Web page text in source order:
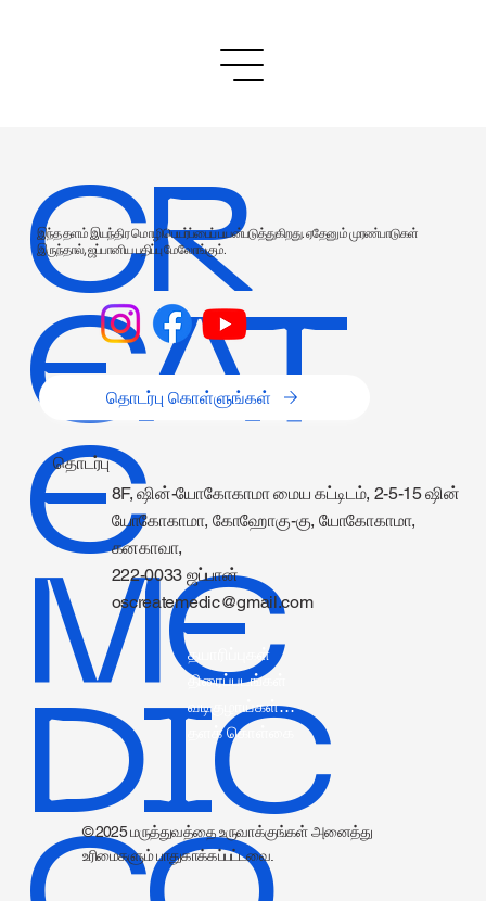
CR
EAT
E
ME
DIC
தொடர்பு
8F, ஷின்-யோகோகாமா மைய கட்டிடம், 2-5-15 ஷின்
யோகோகாமா, கோஹோகு-கு, யோகோகாமா,
கனகாவா,
222-0033 ஜப்பான்
oscreatemedic@gmail.com
இந்த தளம் இயந்திர மொழிபெயர்ப்பைப் பயன்படுத்துகிறது. ஏதேனும் முரண்பாடுகள்
இருந்தால், ஜப்பானிய பதிப்பு மேலோங்கும்.
© 2025 மருத்துவத்தை உருவாக்குங்கள் அனைத்து
உரிமைகளும் பாதுகாக்கப்பட்டவை.
தொடர்பு கொள்ளுங்கள்
தயாரிப்புகள்
திரைப்படங்கள்
வடிகுழாய்கள் தகவல்.
தளக் கொள்கை